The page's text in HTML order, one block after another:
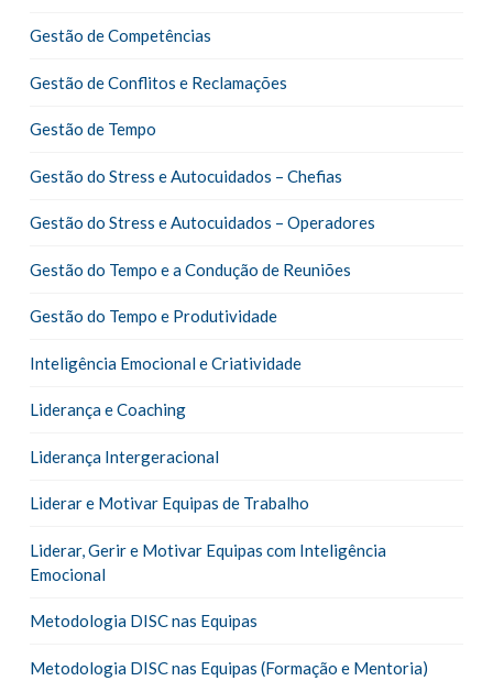
Gestão de Competências
Gestão de Conflitos e Reclamações
Gestão de Tempo
Gestão do Stress e Autocuidados – Chefias
Gestão do Stress e Autocuidados – Operadores
Gestão do Tempo e a Condução de Reuniões
Gestão do Tempo e Produtividade
Inteligência Emocional e Criatividade
Liderança e Coaching
Liderança Intergeracional
Liderar e Motivar Equipas de Trabalho
Liderar, Gerir e Motivar Equipas com Inteligência
Emocional
Metodologia DISC nas Equipas
Metodologia DISC nas Equipas (Formação e Mentoria)